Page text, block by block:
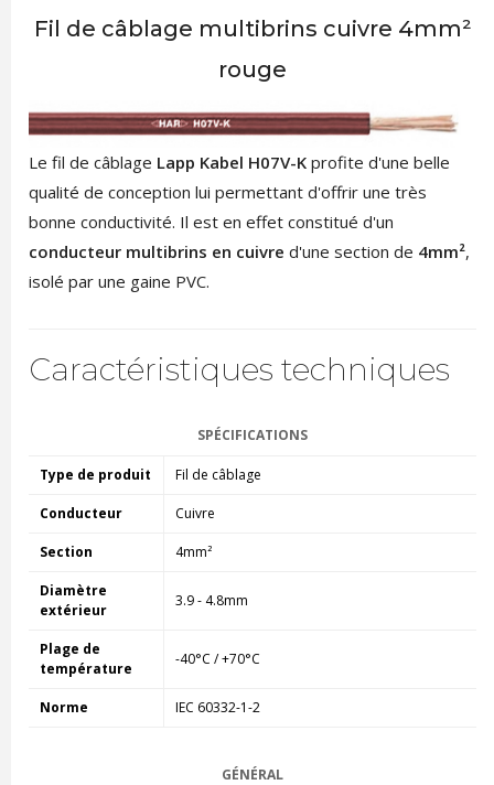
Fil de câblage multibrins cuivre 4mm²
rouge
Le fil de câblage Lapp Kabel H07V-Kprofite d'une belle
qualité de conception lui permettant d'offrir une très
bonne conductivité. Il est en effet constitué d'un
conducteur multibrins en cuivre d'une section de 4mm²,
isolé par une gaine PVC.
Caractéristiques techniques
SPÉCIFICATIONS
Type de produit Fil de câblage
Conducteur Cuivre
Section 4mm²
Diamètre
extérieur
3.9 - 4.8mm
Plage de
température
-40°C / +70°C
Norme IEC 60332-1-2
GÉNÉRAL